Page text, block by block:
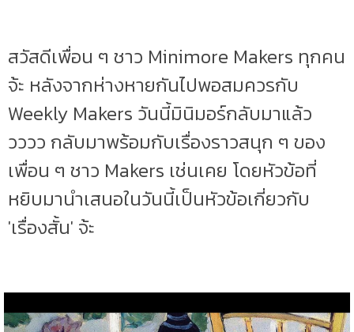
สวัสดีเพื่อน ๆ ชาว Minimore Makers ทุกคน
จ้ะ หลังจากห่างหายกันไปพอสมควรกับ
Weekly Makers วันนี้มินิมอร์กลับมาแล้ว
วววว กลับมาพร้อมกับเรื่องราวสนุก ๆ ของ
เพื่อน ๆ ชาว Makers เช่นเคย โดยหัวข้อที่
หยิบมานำเสนอในวันนี้เป็นหัวข้อเกี่ยวกับ
'เรื่องสั้น' จ้ะ